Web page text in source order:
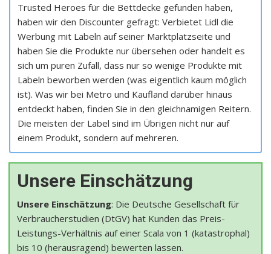
Trusted Heroes für die Bettdecke gefunden haben,
haben wir den Discounter gefragt: Verbietet Lidl die
Werbung mit Labeln auf seiner Marktplatzseite und
haben Sie die Produkte nur übersehen oder handelt es
sich um puren Zufall, dass nur so wenige Produkte mit
Labeln beworben werden (was eigentlich kaum möglich
ist). Was wir bei Metro und Kaufland darüber hinaus
entdeckt haben, finden Sie in den gleichnamigen Reitern.
Die meisten der Label sind im Übrigen nicht nur auf
einem Produkt, sondern auf mehreren.
Unsere Einschätzung
Unsere Einschätzung: Die Deutsche Gesellschaft für
Verbraucherstudien (DtGV) hat Kunden das Preis-
Leistungs-Verhältnis auf einer Scala von 1 (katastrophal)
bis 10 (herausragend) bewerten lassen.